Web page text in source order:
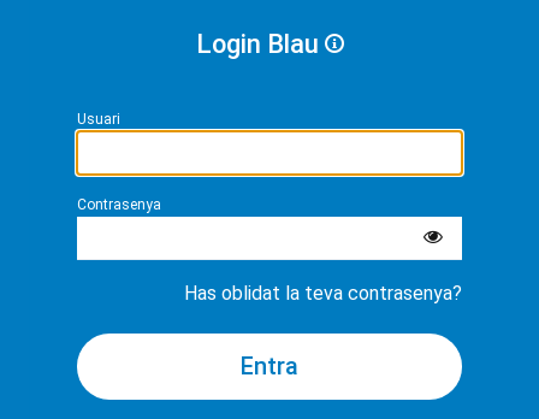
Login Blau
Usuari
Contrasenya
Has oblidat la teva contrasenya?